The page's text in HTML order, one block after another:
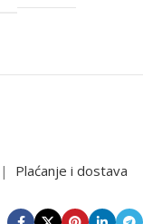
| Plaćanje i dostava